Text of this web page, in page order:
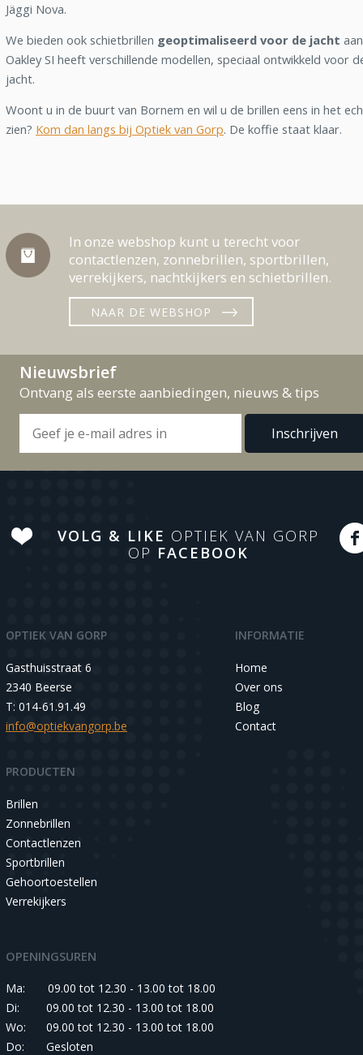
Jäggi Nova.
We bieden ook schietbrillen geoptimaliseerd voor de jacht
Oakley SI heeft verschillende modellen, speciaal ontwikkeld voor
jacht.
Woont u in de buurt van Bornem en wil u de brillen eens in het
zien? Kom dan langs bij Optiek van Gorp. De koffie staat klaar.
In onze webshop kunt u terecht voor
contactlenzen, zonnebrillen, sportbrillen,
verrekijkers, nachtkijkers en schietbrillen.
NAAR DE WEBSHOP
Nieuwsbrief
Ontvang als eerste aanbiedingen, nieuws & tips
VOLG & LIKE OPTIEK VAN GORP
OP FACEBOOK
OPTIEK VAN GORP
Gasthuisstraat 6
2340 Beerse
T: 014-61.91.49
info@optiekvangorp.be
INFORMATIE
Home
Over ons
Blog
Contact
PRODUCTEN
Brillen
Zonnebrillen
Contactlenzen
Sportbrillen
Gehoortoestellen
Verrekijkers
OPENINGSUREN
Ma:
09.00 tot 12.30 - 13.00 tot 18.00
Di:
09.00 tot 12.30 - 13.00 tot 18.00
Wo:
09.00 tot 12.30 - 13.00 tot 18.00
Do:
Gesloten